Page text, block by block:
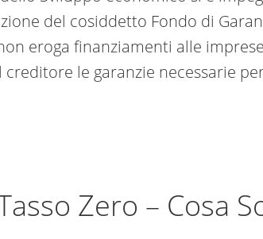
del cosiddetto Fondo di
eroga finanziamenti alle
creditore le garanzie necessarie
Zero – Cosa